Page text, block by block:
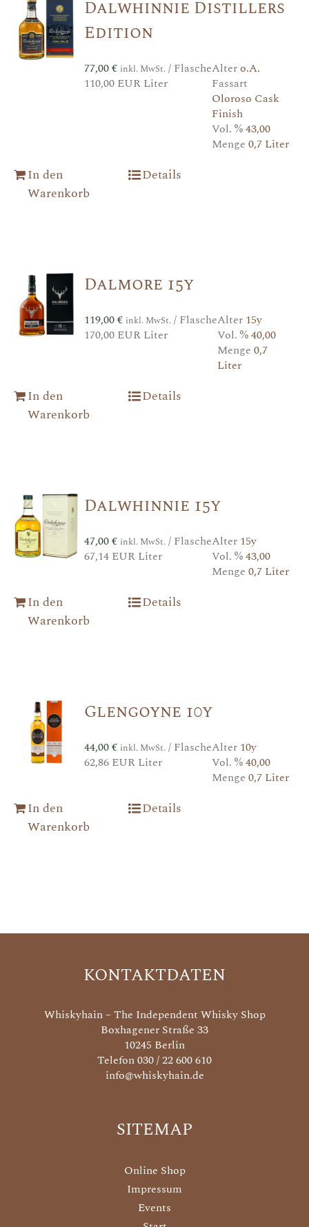
Dalwhinnie Distillers
Edition
77,00€ inkl. MwSt./ Flasche
110,00 EUR Liter
Altero.A.
Fassart
Oloroso Cask
Finish
Vol. %43,00
Menge 0,7 Liter
In den
Warenkorb
Details
Dalmore 15y
119,00€ inkl. MwSt./ Flasche
170,00 EUR Liter
Alter 15y
Vol. %40,00
Menge 0,7
Liter
In den
Warenkorb
Details
Dalwhinnie 15y
47,00€ inkl. MwSt./ Flasche
67,14 EUR Liter
Alter 15y
Vol. %43,00
Menge 0,7 Liter
In den
Warenkorb
Details
Glengoyne 10y
44,00€ inkl. MwSt./ Flasche
62,86 EUR Liter
Alter 10y
Vol. %40,00
Menge 0,7 Liter
In den
Warenkorb
Details
KONTAKTDATEN
Whiskyhain – The Independent Whisky Shop
Boxhagener Straße 33
10245 Berlin
Telefon 030 / 22 600 610
info@whiskyhain.de
SITEMAP
Online Shop
Impressum
Events